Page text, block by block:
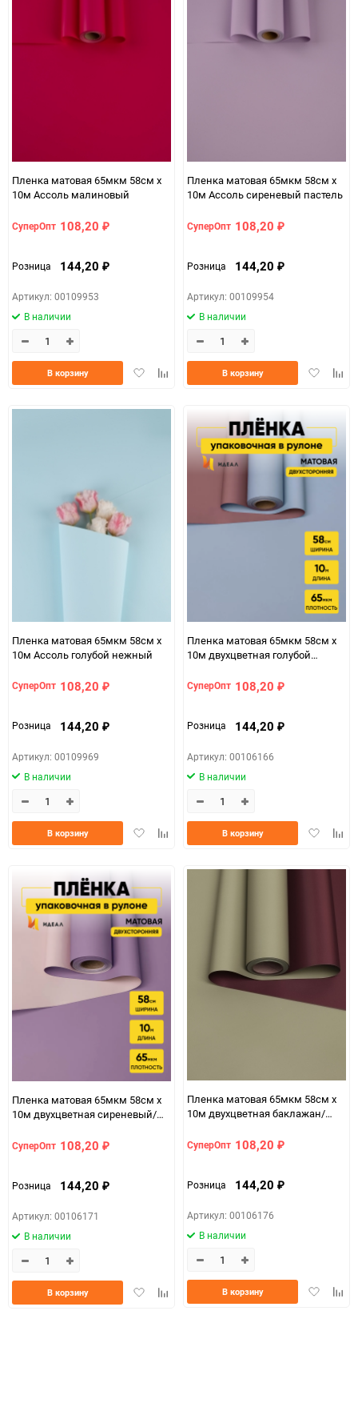
Пленка матовая 65мкм 58см х
10м Ассоль малиновый
СуперОпт 108,20 ₽
Розница 144,20 ₽
Артикул: 00109953
В наличии
ДобавитьДобавить
В корзину
Пленка матовая 65мкм 58см х
10м Ассоль сиреневый пастель
СуперОпт 108,20 ₽
Розница 144,20 ₽
Артикул: 00109954
В наличии
Добавить
В корзину
Пленка матовая 65мкм 58см х
10м Ассоль голубой нежный
СуперОпт 108,20 ₽
Розница 144,20 ₽
Артикул: 00109969
В наличии
ДобавитьДобавить
В корзину
Пленка матовая 65мкм 58см х
10м двухцветная голубой
СуперОпт 108,20 ₽
Розница 144,20 ₽
Артикул: 00106166
В наличии
Добавить
В корзину
Пленка матовая 65мкм 58см х
10м двухцветная сиреневый/
СуперОпт 108,20 ₽
Розница 144,20 ₽
Артикул: 00106171
В наличии
ДобавитьДобавить
В корзину
Пленка матовая 65мкм 58см х
10м двухцветная баклажан/
СуперОпт 108,20 ₽
Розница 144,20 ₽
Артикул: 00106176
В наличии
Добавить
В корзину